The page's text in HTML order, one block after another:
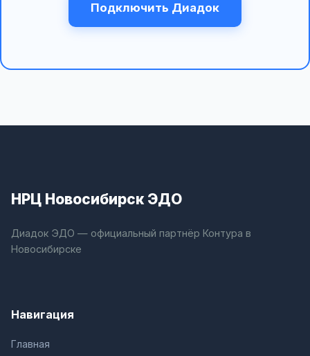
Подключить Диадок
НРЦ Новосибирск ЭДО
Диадок ЭДО — официальный партнёр Контура в
Новосибирске
Навигация
Главная